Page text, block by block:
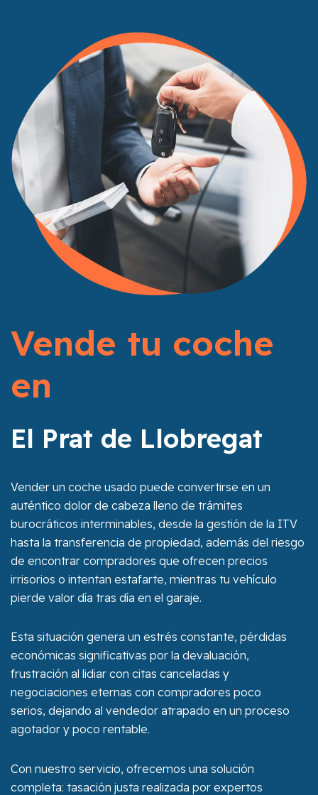
Vende tu coche
en
El Prat de Llobregat
Vender un coche usado puede convertirse en un
auténtico dolor de cabeza lleno de trámites
burocráticos interminables, desde la gestión de la ITV
hasta la transferencia de propiedad, además del riesgo
de encontrar compradores que ofrecen precios
irrisorios o intentan estafarte, mientras tu vehículo
pierde valor día tras día en el garaje.
Esta situación genera un estrés constante, pérdidas
económicas significativas por la devaluación,
frustración al lidiar con citas canceladas y
negociaciones eternas con compradores poco
serios, dejando al vendedor atrapado en un proceso
agotador y poco rentable.
Con nuestro servicio, ofrecemos una solución
completa: tasación justa realizada por expertos